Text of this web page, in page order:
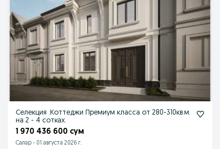
Селекция .Коттеджи Премиум класса от 280-310кв.м.
на 2 - 4 сотках.
1 970 436 600 сум
Салар - 01 августа 2026 г.